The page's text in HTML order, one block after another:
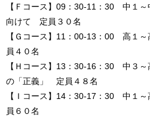
【Ｆコース】09：30-11：30 中１
向けて 定員３０名
【Ｇコース】11：00-13：00 高１
員４０名
【Ｈコース】13：30-16：30 中３
の「正義」 定員４８名
【Ｉコース】14：30-17：30 中１
員６０名